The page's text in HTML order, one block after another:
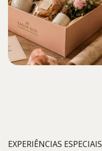
EXPERIÊNCIAS ESPECIAIS